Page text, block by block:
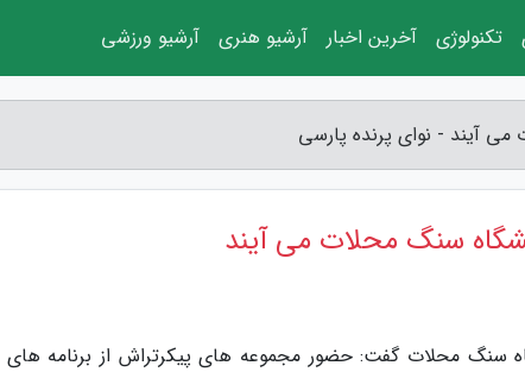
آیند - نوای پرنده پارسی
سنگ محلات می آیند
سنگ محلات گفت: حضور مجموعه های پیکرتراش از برنامه های
تکنولوژی آخرین اخبار آرشیو هنری آرشیو ورزشی